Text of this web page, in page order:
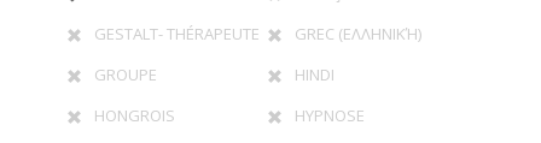
GESTALT- THÉRAPEUTE
GREC (ΕΛΛΗΝΙΚΉ)
GROUPE
HINDI
HONGROIS
HYPNOSE